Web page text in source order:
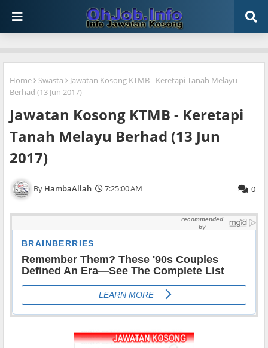
Home Swasta
Jawatan Kosong KTMB - Keretapi Tanah Melayu
Berhad (13 Jun 2017)
Jawatan Kosong KTMB - Keretapi
Tanah Melayu Berhad (13 Jun
2017)
HambaAllah 7:25:00 AM 0